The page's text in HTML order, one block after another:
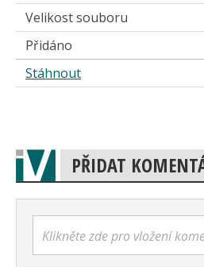
Velikost souboru
Přidáno
Stáhnout
PŘIDAT
Klikněte zde pro vložení